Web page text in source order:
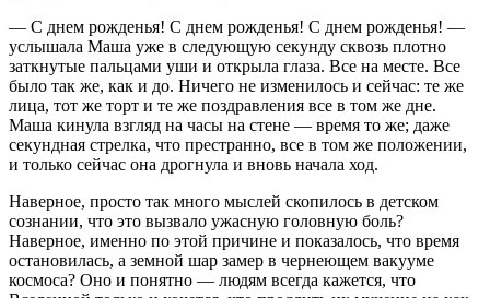
— С днем рожденья! С днем рожденья! С днем рожденья! —
услышала Маша уже в следующую секунду сквозь плотно
заткнутые пальцами уши и открыла глаза. Все на месте. Все
было так же, как и до. Ничего не изменилось и сейчас: те же
лица, тот же торт и те же поздравления все в том же дне.
Маша кинула взгляд на часы на стене — время то же; даже
секундная стрелка, что престранно, все в том же положении,
и только сейчас она дрогнула и вновь начала ход.
Наверное, просто так много мыслей скопилось в детском
сознании, что это вызвало ужасную головную боль?
Наверное, именно по этой причине и показалось, что время
остановилась, а земной шар замер в чернеющем вакууме
космоса? Оно и понятно — людям всегда кажется, что